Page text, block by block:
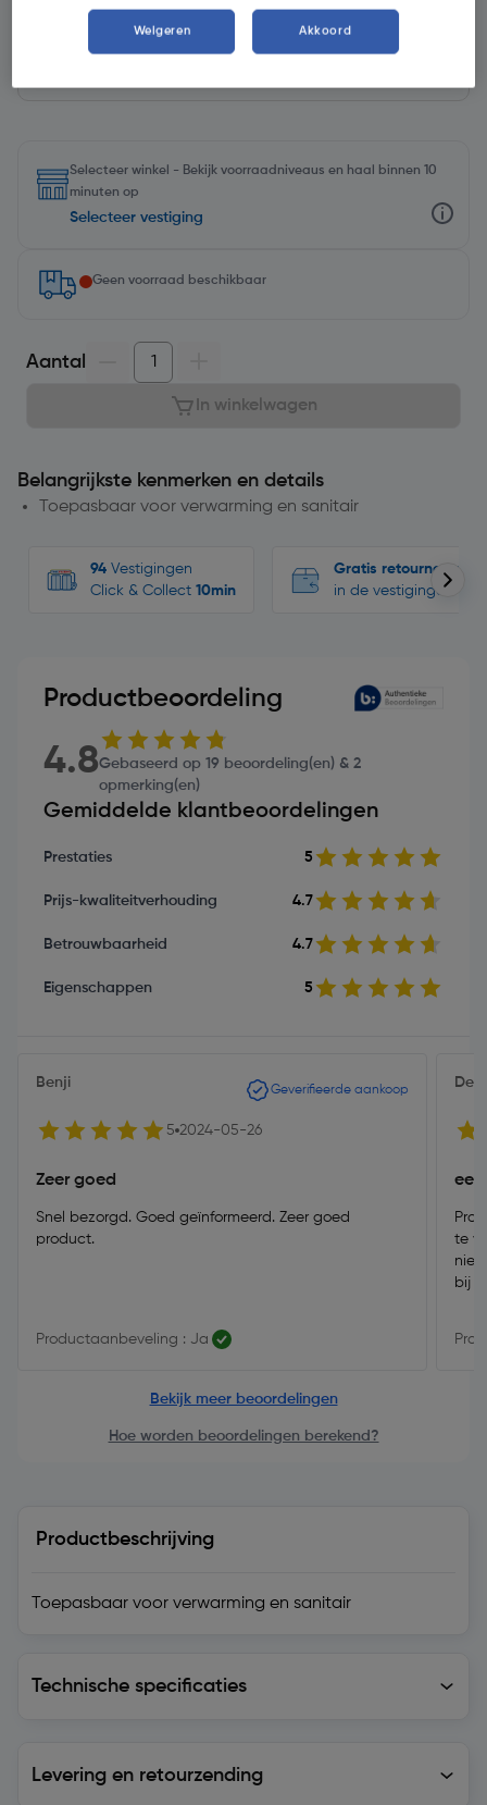
Kies productvariant(3)
Selecteer winkel - Bekijk voorraadniveaus en haal binnen 10
minuten op
Selecteer vestiging
Geen voorraad beschikbaar
Aantal
In winkelwagen
Belangrijkste kenmerken en details
Toepasbaar voor verwarming en sanitair
94 Vestigingen
Click & Collect 10min
Gratis retourneren
in de vestigingen
Productbeoordeling
4.8Gebaseerd op 19 beoordeling(en) & 2
opmerking(en)
Gemiddelde klantbeoordelingen
Prestaties 5
Prijs-kwaliteitverhouding 4.7
Betrouwbaarheid 4.7
Eigenschappen 5
Benji Geverifieerde aankoop
5 2024-05-26
Zeer goed
Snel bezorgd. Goed geïnformeerd. Zeer goed
product.
Productaanbeveling : Ja
te
niet
bij
Bekijk meer beoordelingen
Hoe worden beoordelingen berekend?
Productbeschrijving
Toepasbaar voor verwarming en sanitair
Technische specificaties
Levering en retourzending
Weigeren Akkoord